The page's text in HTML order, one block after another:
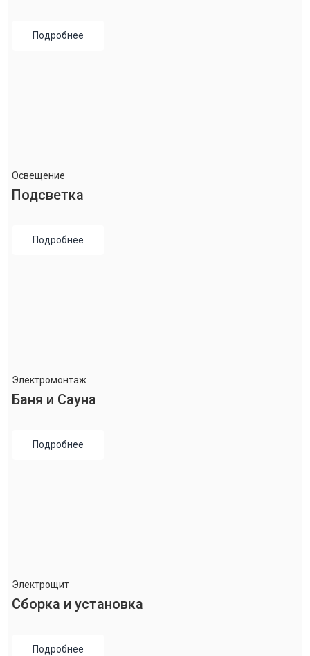
Подробнее
Освещение
Подсветка
Подробнее
Электромонтаж
Баня и Сауна
Подробнее
Электрощит
Сборка и установка
Подробнее